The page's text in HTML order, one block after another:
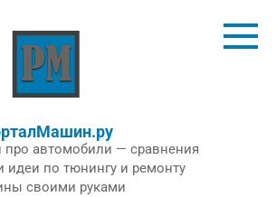
про автомобили — сравнения
идеи по тюнингу и ремонту
своими руками